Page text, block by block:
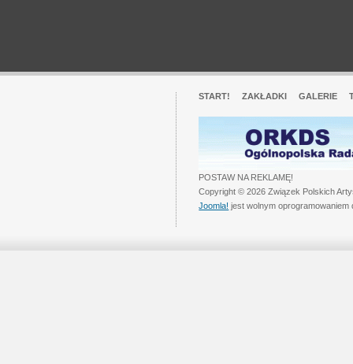
START! ZAKŁADKI GALERIE
POSTAW NA REKLAMĘ!
Copyright © 2026 Związek Polskich
Joomla! jest wolnym